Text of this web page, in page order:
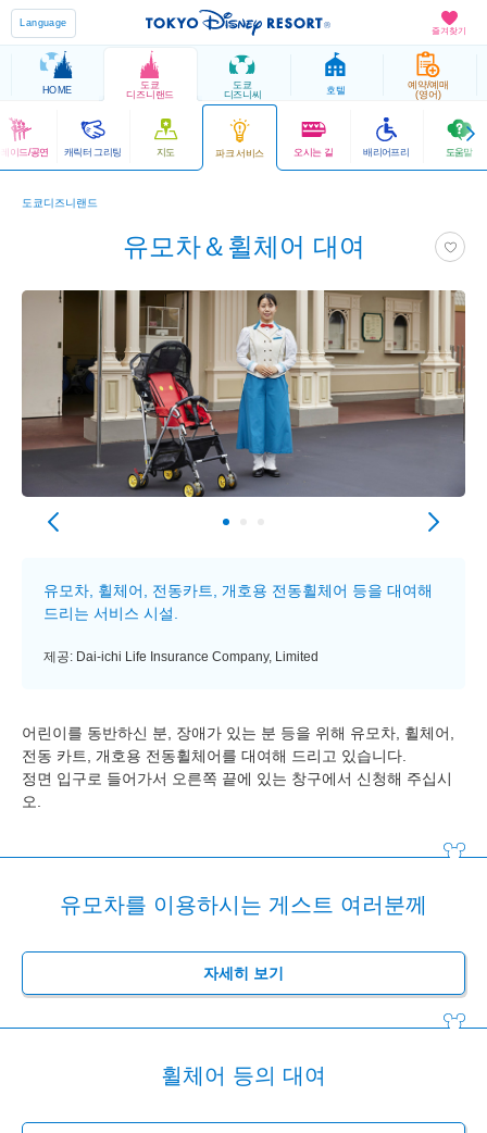
즐겨찾기
Language
HOME
도쿄
디즈니랜드
도쿄
디즈니씨
호텔
예약/예매
(영어)
이드/공연 캐릭터 그리팅 지도 파크 서비스 오시는 길 배리어프리 도움말
도쿄디즈니랜드
유모차＆휠체어 대여
유모차, 휠체어, 전동카트, 개호용 전동휠체어 등을 대여해
드리는 서비스 시설.
제공: Dai-ichi Life Insurance Company, Limited
어린이를 동반하신 분, 장애가 있는 분 등을 위해 유모차, 휠체어,
전동 카트, 개호용 전동휠체어를 대여해 드리고 있습니다.
정면 입구로 들어가서 오른쪽 끝에 있는 창구에서 신청해 주십시
오.
유모차를 이용하시는 게스트 여러분께
자세히 보기
휠체어 등의 대여